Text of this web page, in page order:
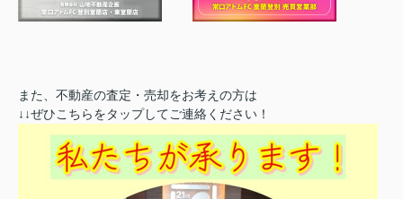
また、不動産の査定・売却をお考えの方は
↓↓ぜひこちらをタップしてご連絡ください！